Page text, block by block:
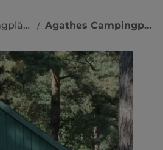
Campingplätze / Agathes Campingplatz